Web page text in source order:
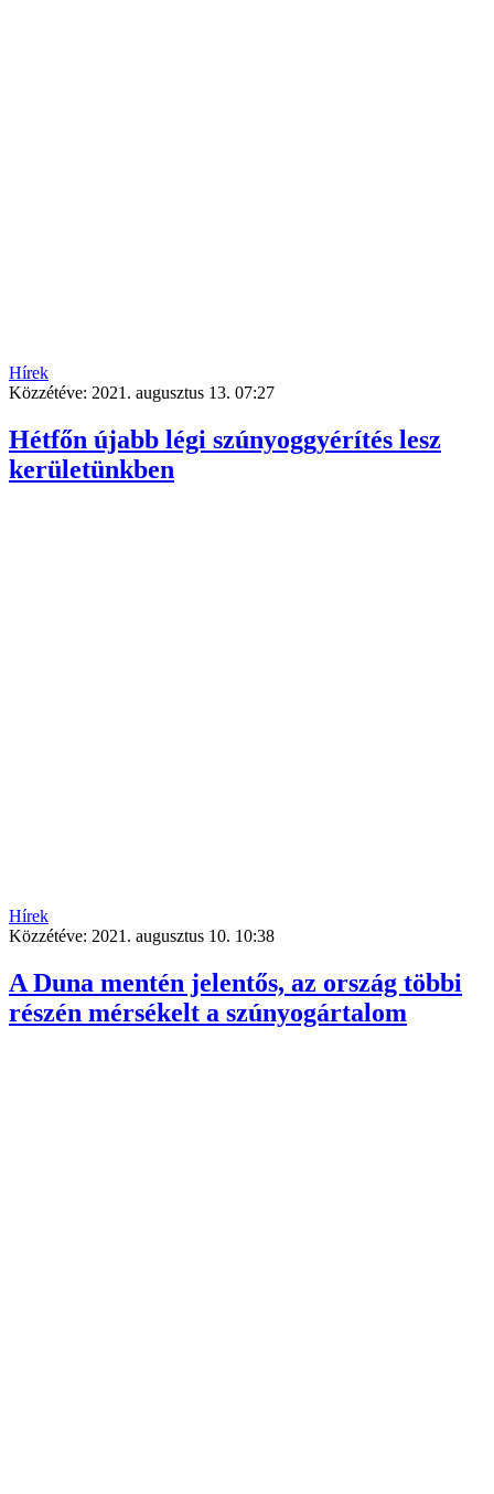
Hírek
Közzétéve: 2021. augusztus 13. 07:27
Hétfőn újabb légi szúnyoggyérítés lesz
kerületünkben
Hírek
Közzétéve: 2021. augusztus 10. 10:38
A Duna mentén jelentős, az ország többi
részén mérsékelt a szúnyogártalom